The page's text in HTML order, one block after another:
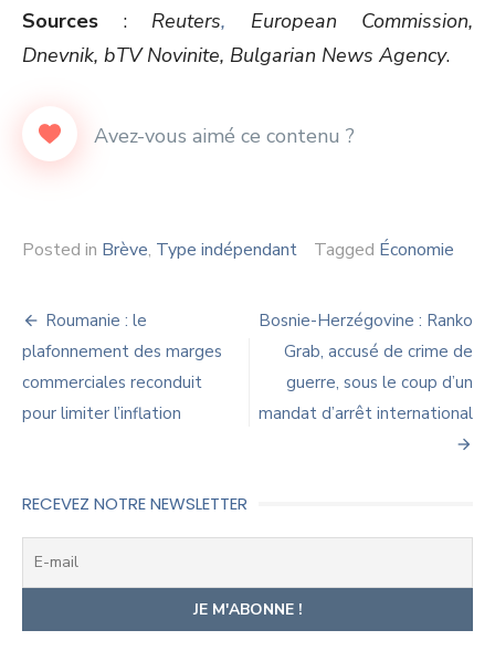
Sources : Reuters, European Commission,
Dnevnik, bTV Novinite, Bulgarian News Agency.
Posted in Brève, Type indépendant Tagged Économie
Navigation
de
l’article
Roumanie : le
plafonnement des marges
commerciales reconduit
pour limiter l’inflation
Bosnie-Herzégovine : Ranko
Grab, accusé de crime de
guerre, sous le coup d’un
mandat d’arrêt international
RECEVEZ NOTRE NEWSLETTER